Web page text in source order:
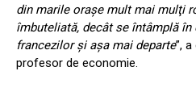
din marile oraşe mult mai mulţi
îmbuteliată, decât se întâmplă
francezilor şi aşa mai departe”,
profesor de economie.